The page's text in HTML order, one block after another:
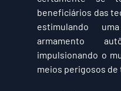
beneficiários das
estimulando
armamento
impulsionando o
meios perigosos de